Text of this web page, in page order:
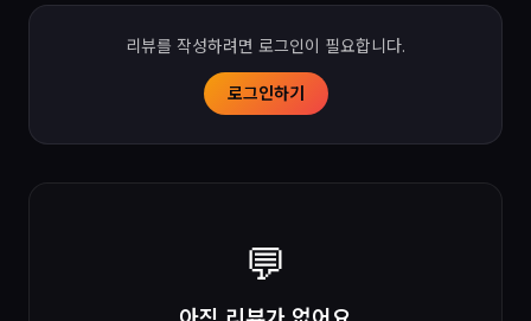
리뷰를 작성하려면 로그인이 필요합니다.
로그인하기
💬